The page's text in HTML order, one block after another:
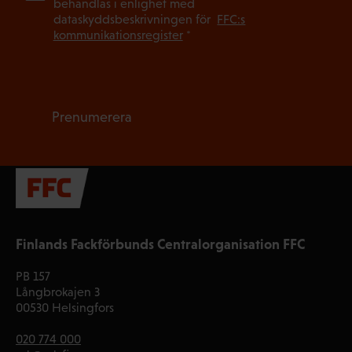
Finlands Fackförbunds Centralorganisation FFC
PB 157
Långbrokajen 3
00530 Helsingfors
020 774 000
behandlas i enlighet med
dataskyddsbeskrivningen för FFC:s
kommunikationsregister*
Prenumerera